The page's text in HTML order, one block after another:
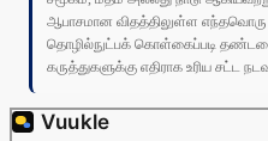
ஆபாசமான விதத்திலுள்ள
தொழில்நுட்பக் கொள்கைப்படி
கருத்துகளுக்கு எதிராக உரிய சட்ட